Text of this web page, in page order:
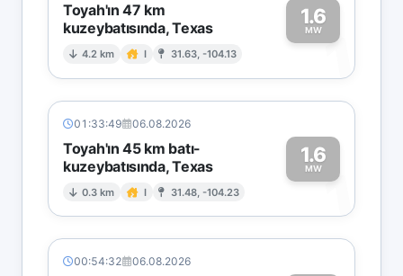
Toyah'ın 47 km
kuzeybatısında, Texas
4.2 km I 31.63, -104.13
1.6
MW1
01:33:49 06.08.2026
Toyah'ın 45 km batı-
kuzeybatısında, Texas
0.3 km I 31.48, -104.23
1.6
MW1
00:54:32 06.08.2026